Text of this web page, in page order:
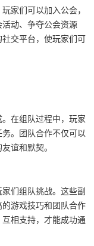
家们可以加入公会，
动、争夺公会资源
交平台，使玩家们可
在组队过程中，玩家
。团队合作不仅可以
谊和默契。
们组队挑战。这些副
游戏技巧和团队合作
相支持，才能成功通